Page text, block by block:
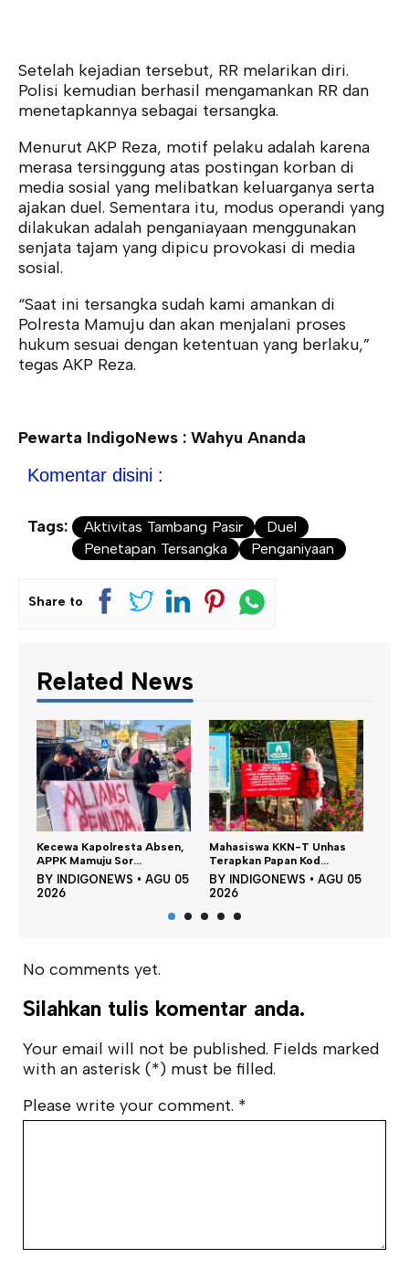
Setelah kejadian tersebut, RR melarikan diri.
Polisi kemudian berhasil mengamankan RR dan
menetapkannya sebagai tersangka.
Menurut AKP Reza, motif pelaku adalah karena
merasa tersinggung atas postingan korban di
media sosial yang melibatkan keluarganya serta
ajakan duel. Sementara itu, modus operandi yang
dilakukan adalah penganiayaan menggunakan
senjata tajam yang dipicu provokasi di media
sosial.
“Saat ini tersangka sudah kami amankan di
Polresta Mamuju dan akan menjalani proses
hukum sesuai dengan ketentuan yang berlaku,”
tegas AKP Reza.
Pewarta IndigoNews : Wahyu Ananda
Komentar disini :
Tags: Aktivitas Tambang Pasir
Duel
Penetapan Tersangka
Penganiyaan
Share to
Related News
Mahasiswa KKN-T Unhas
Terapkan Papan Kod...
BYINDIGONEWS •AGU 05
2026
Satu DPO Pengeroyokan
SPBU Tapalang Dita...
BYINDIGONEWS •AGU 05
2026
No comments yet.
Silahkan tulis komentar anda.
Your email will not be published. Fields marked
with an asterisk (*) must be filled.
Please write your comment. *